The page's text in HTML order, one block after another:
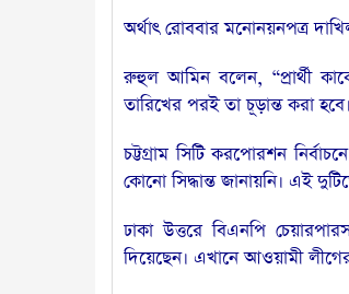
অর্থাৎ রোববার মনোনয়নপত্র
রুহুল আমিন বলেন, “প্রার্থী
তারিখের পরই তা চূড়ান্ত করা
চট্টগ্রাম সিটি করপোরশন
কোনো সিদ্ধান্ত জানায়নি। এই
ঢাকা উত্তরে বিএনপি
দিয়েছেন। এখানে আওয়ামী